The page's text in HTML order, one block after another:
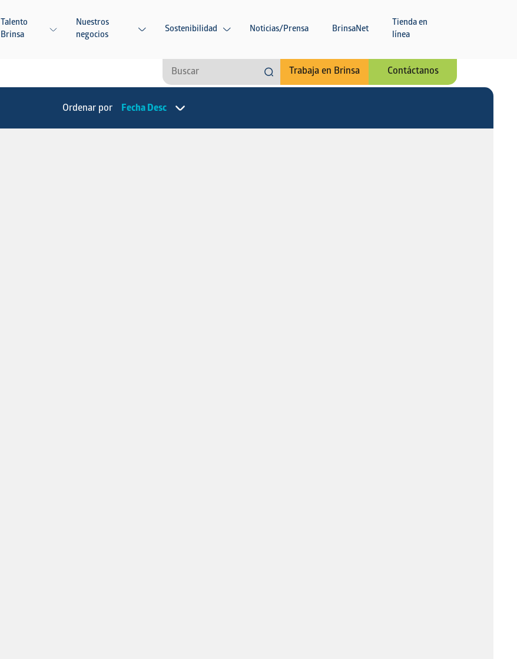
Talento
Brinsa
Nuestros
negocios
Sostenibilidad Noticias/Prensa BrinsaNet
Tienda en
línea
Trabaja en Brinsa Contáctanos
Ordenar por Fecha Desc